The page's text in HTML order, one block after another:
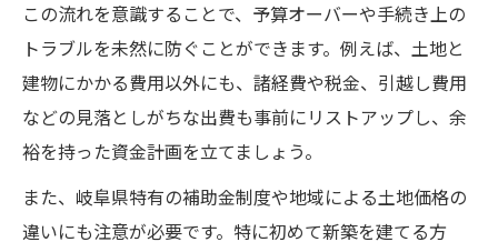
この流れを意識することで、予算オーバーや手続き上の
トラブルを未然に防ぐことができます。例えば、土地と
建物にかかる費用以外にも、諸経費や税金、引越し費用
などの見落としがちな出費も事前にリストアップし、余
裕を持った資金計画を立てましょう。
また、岐阜県特有の補助金制度や地域による土地価格の
違いにも注意が必要です。特に初めて新築を建てる方